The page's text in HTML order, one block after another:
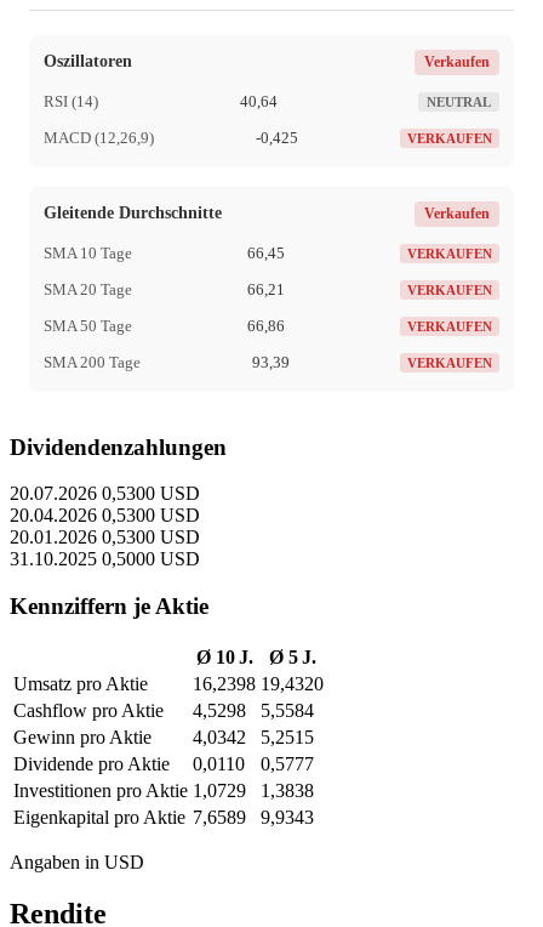
Oszillatoren Verkaufen
RSI (14) 40,64 NEUTRAL
MACD (12,26,9) -0,425 VERKAUFEN
Gleitende Durchschnitte Verkaufen
SMA 10 Tage 66,45 VERKAUFEN
SMA 20 Tage 66,21 VERKAUFEN
SMA 50 Tage 66,86 VERKAUFEN
SMA 200 Tage 93,39 VERKAUFEN
Dividendenzahlungen
20.07.2026 0,5300 USD
20.04.2026 0,5300 USD
20.01.2026 0,5300 USD
31.10.2025 0,5000 USD
Kennziffern je Aktie
Ø 10 J.
Ø 5 J.
Umsatz pro Aktie
16,2398 19,4320
Cashflow pro Aktie
4,5298
5,5584
Gewinn pro Aktie
4,0342
5,2515
Dividende pro Aktie
0,0110
0,5777
Investitionen pro Aktie 1,0729
1,3838
Eigenkapital pro Aktie 7,6589 9,9343
Angaben in USD
Rendite